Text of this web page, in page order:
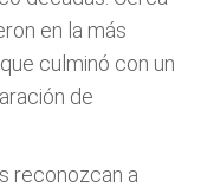
en la más
culminó con un
de
reconozcan a